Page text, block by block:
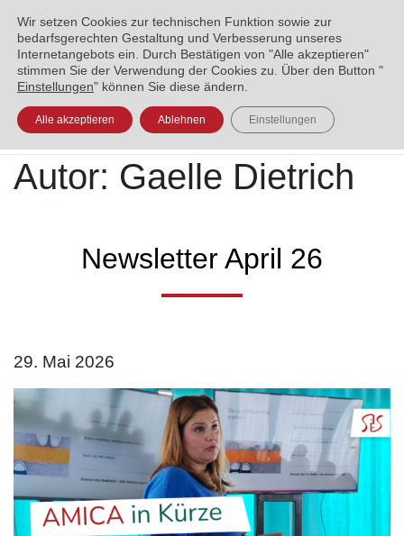
ENGLISH العربية УКРАЇНСЬКА
Autor: Gaelle Dietrich
Newsletter April 26
29. Mai 2026
Wir setzen Cookies zur technischen Funktion sowie zur
bedarfsgerechten Gestaltung und Verbesserung unseres
Internetangebots ein. Durch Bestätigen von "Alle akzeptieren"
stimmen Sie der Verwendung der Cookies zu. Über den Button "
Einstellungen" können Sie diese ändern.
Alle akzeptieren Ablehnen Einstellungen